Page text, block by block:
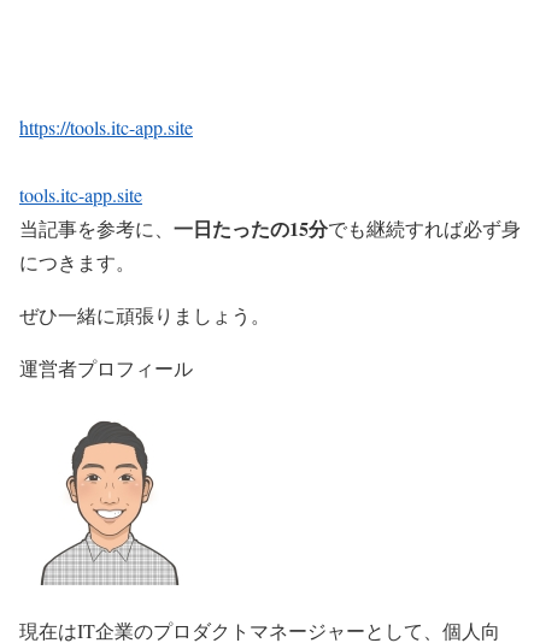
https://tools.itc-app.site
tools.itc-app.site
当記事を参考に、 一日たったの15分でも継続すれば必ず身
につきます。
ぜひ一緒に頑張りましょう。
運営者プロフィール
現在はIT企業のプロダクトマネージャーとして、個人向